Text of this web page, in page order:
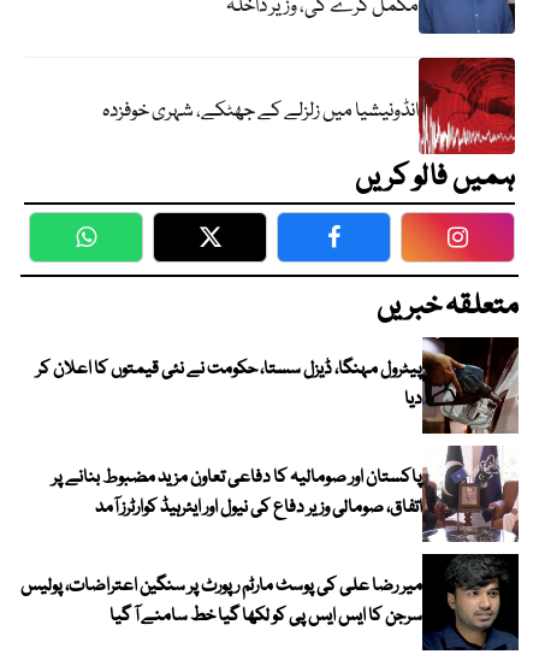
مکمل کرے گی، وزیر داخلہ
انڈونیشیا میں زلزلے کے جھٹکے، شہری خوفزدہ
ہمیں فالو کریں
WhatsApp Twitter Facebook
متعلقہ خبریں
پیٹرول مہنگا، ڈیزل سستا، حکومت نے نئی قیمتوں کا اعلان کر
دیا
پاکستان اور صومالیہ کا دفاعی تعاون مزید مضبوط بنانے پر
اتفاق، صومالی وزیر دفاع کی نیول اور ایئرہیڈ کوارٹرز آمد
میر رضا علی کی پوسٹ مارٹم رپورٹ پر سنگین اعتراضات، پولیس
سرجن کا ایس ایس پی کو لکھا گیا خط سامنے آ گیا